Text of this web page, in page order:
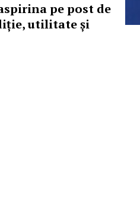
pe post de
utilitate și